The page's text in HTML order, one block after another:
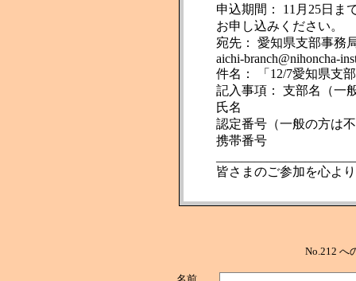
申込期間： 11月25日
お申し込みください。
宛先： 愛知県支部事務
aichi-branch@nihoncha-
件名： 「12/7愛知県支
記入事項： 支部名（一
氏名
認定番号（一般の方は
携帯番号
皆さまのご参加を心よ
No.212 へ